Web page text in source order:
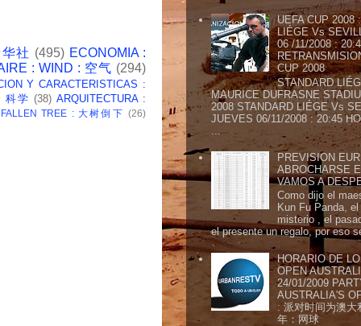
社 (495) ECONOMIA :
: WIND : 空气 (294)
Y CARACTERISTICAS :
科学 (38) ARQUITECTURA :
TREE : 大树倒下 (26)
UEFA CUP 2008
LIÉGE Vs
06 /11/2008 :
CUP 2008
STANDARD
MAURICE DUFRASNE
2008 STANDARD LIÉGE Vs
JUEVES 06/11/2008 : 20:45
PREVISION
ABROCHARSE
VAMOS A
Como dijo el
Kun Fu Panda,
misterio , el
el presente un regalo, por eso
HORARIO DE
OPEN
24/01/2009
AUSTRALIA'S
: 派对时间为澳大
年：网球